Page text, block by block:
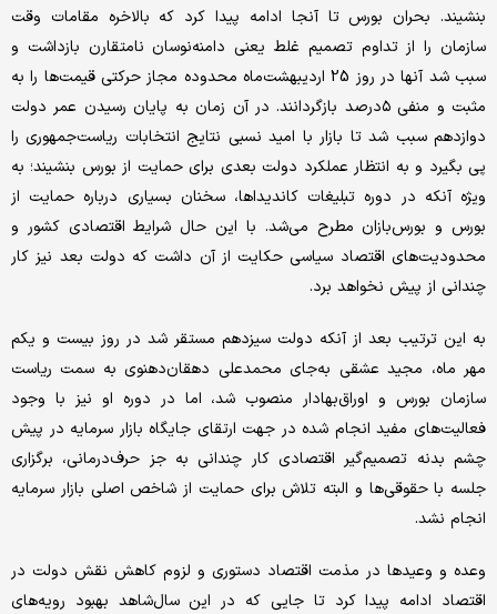
بنشیند. بحران بورس تا آنجا ادامه پیدا کرد که بالاخره مقامات وقت
سازمان را از تداوم تصمیم غلط یعنی دامنه‌نوسان نامتقارن بازداشت و
سبب شد آنها در روز 25 اردیبهشت‌ماه محدوده مجاز حرکتی قیمت‌‌‌‌‌‌ها را به
مثبت و منفی ۵‌درصد بازگردانند. در آن زمان به پایان رسیدن عمر دولت
دوازدهم سبب شد تا بازار با امید نسبی نتایج انتخابات ریاست‌‌‌‌‌‌جمهوری را
پی بگیرد و به انتظار عملکرد دولت بعدی برای حمایت از بورس بنشیند؛ به
ویژه آنکه در دوره تبلیغات کاندیداها، سخنان بسیاری درباره حمایت از
بورس و بورس‌‌‌‌‌‌‌بازان مطرح می‌‌‌‌‌‌شد. با این حال شرایط اقتصادی کشور و
محدودیت‌‌‌‌‌‌‌های اقتصاد سیاسی حکایت از آن داشت که دولت بعد نیز کار
چندانی از پیش نخواهد برد.
به این ترتیب بعد از آنکه دولت سیزدهم مستقر شد در روز بیست و یکم
مهر ماه، مجید عشقی به‌جای محمد‌‌‌‌‌‌علی دهقان‌‌‌‌‌‌دهنوی به سمت ریاست
سازمان بورس و اوراق‌بهادار منصوب شد، اما در دوره او نیز با وجود
فعالیت‌های مفید انجام شده در جهت ارتقای جایگاه بازار سرمایه در پیش
چشم بدنه تصمیم‌‌‌‌‌‌گیر اقتصادی کار چندانی به جز حرف‌‌‌‌‌‌درمانی، برگزاری
جلسه با حقوقی‌‌‌‌‌‌ها و البته تلاش برای حمایت از شاخص اصلی بازار سرمایه
انجام نشد.
وعده و وعیدها در مذمت اقتصاد دستوری و لزوم کاهش نقش دولت در
اقتصاد ادامه پیدا کرد تا جایی که در این سال‌شاهد بهبود رویه‌‌‌‌‌‌های